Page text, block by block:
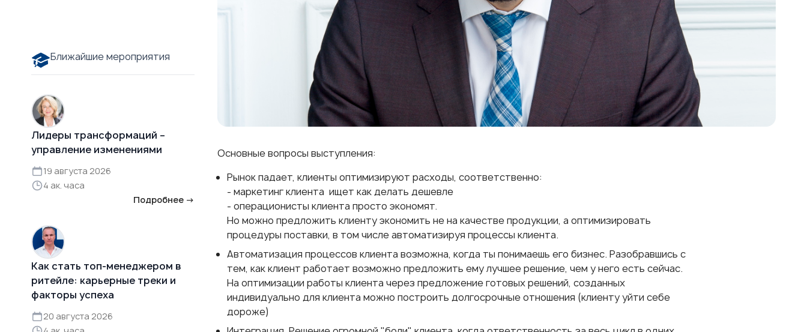
Основные вопросы выступления:
Рынок падает, клиенты оптимизируют расходы, соответственно:
- маркетинг клиента ищет как делать дешевле
- операционисты клиента просто экономят.
Но можно предложить клиенту экономить не на качестве продукции, а оптимизировать
процедуры поставки, в том числе автоматизируя процессы клиента.
Автоматизация процессов клиента возможна, когда ты понимаешь его бизнес. Разобравшись с
тем, как клиент работает возможно предложить ему лучшее решение, чем у него есть сейчас.
На оптимизации работы клиента через предложение готовых решений, созданных
индивидуально для клиента можно построить долгосрочные отношения (клиенту уйти себе
дороже)
Ближайшие мероприятия
Лидеры трансформаций –
управление изменениями
19 августа 2026
4 ак. часа
Подробнее →
Как стать топ-менеджером в
ритейле: карьерные треки и
факторы успеха
20 августа 2026